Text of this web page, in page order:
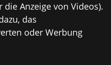
Anzeige von Videos).
das
oder Werbung